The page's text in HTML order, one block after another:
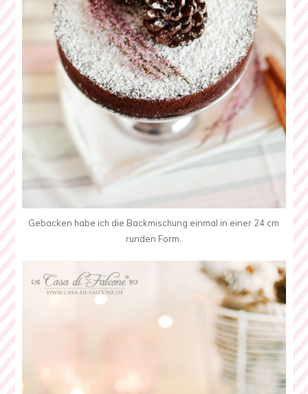
Gebacken habe ich die Backmischung einmal in einer 24 cm
runden Form.